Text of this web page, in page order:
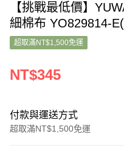
【挑戰最低價】
細棉布 YO829814-
超取滿NT$1,500免運
NT$345
付款與運送方式
超取滿NT$1,500免運